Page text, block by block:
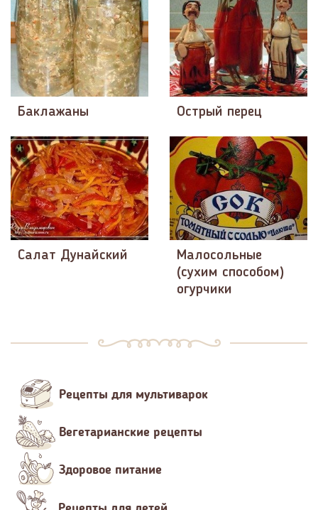
Баклажаны Острый перец
Салат Дунайский
Малосольные
(сухим способом)
огурчики
Рецепты для мультиварок
Вегетарианские рецепты
Здоровое питание